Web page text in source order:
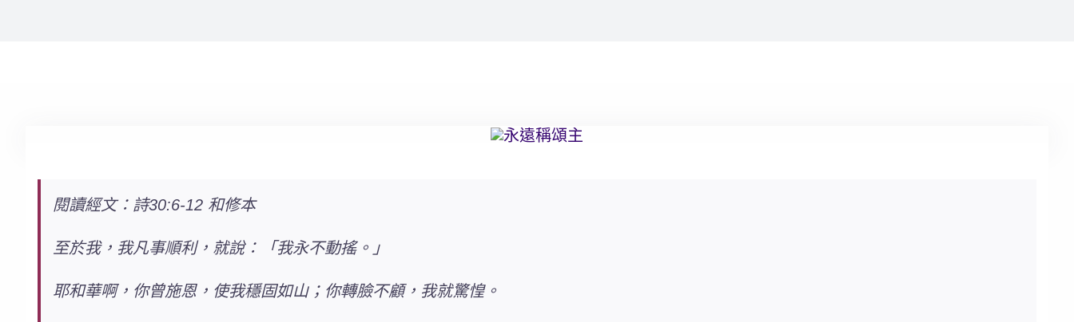
閱讀經文：詩30:6-12 和修本
至於我，我凡事順利，就說：「我永不動搖。」
耶和華啊，你曾施恩，使我穩固如山；你轉臉不顧，我就驚惶。